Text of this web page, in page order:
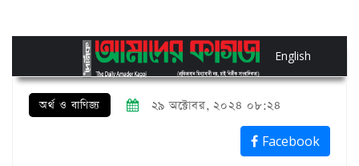
English
অর্থ ও বাণিজ্য ২৯ অক্টোবর, ২০২৪ ০৮:২৪
Facebook